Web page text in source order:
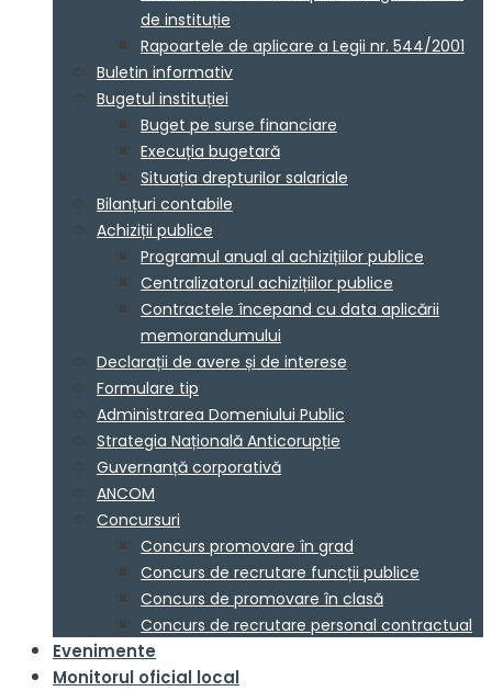
de instituție
Rapoartele de aplicare a Legii nr. 544/2001
Buletin informativ
Bugetul instituției
Buget pe surse financiare
Execuția bugetară
Situația drepturilor salariale
Bilanțuri contabile
Achiziții publice
Programul anual al achizițiilor publice
Centralizatorul achizițiilor publice
Contractele începand cu data aplicării
memorandumului
Declarații de avere și de interese
Formulare tip
Administrarea Domeniului Public
Strategia Națională Anticorupție
Guvernanță corporativă
ANCOM
Concursuri
Concurs promovare în grad
Concurs de recrutare funcții publice
Concurs de promovare în clasă
Concurs de recrutare personal contractual
Evenimente
Monitorul oficial local